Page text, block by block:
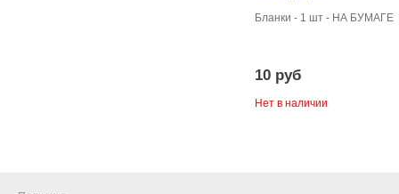
Бланки - 1 шт - НА БУМАГЕ
10 руб
Нет в наличии